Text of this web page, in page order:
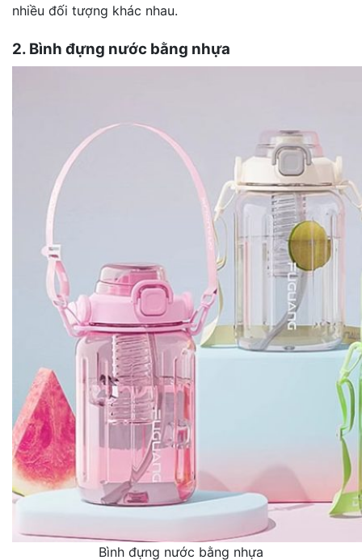
nhiều đối tượng khác nhau.
2. Bình đựng nước bằng nhựa
Bình đựng nước bằng nhựa